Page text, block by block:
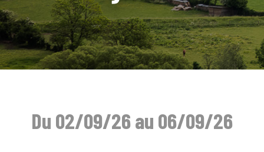
Du 02/09/26 au 06/09/26